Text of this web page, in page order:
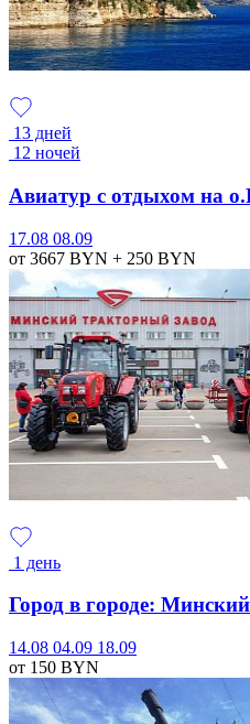
13 дней
12 ночей
Авиатур с отдыхом на
17.08 08.09
от 3667 BYN + 250 BYN
1 день
Город в городе:
14.08 04.09 18.09
от 150 BYN